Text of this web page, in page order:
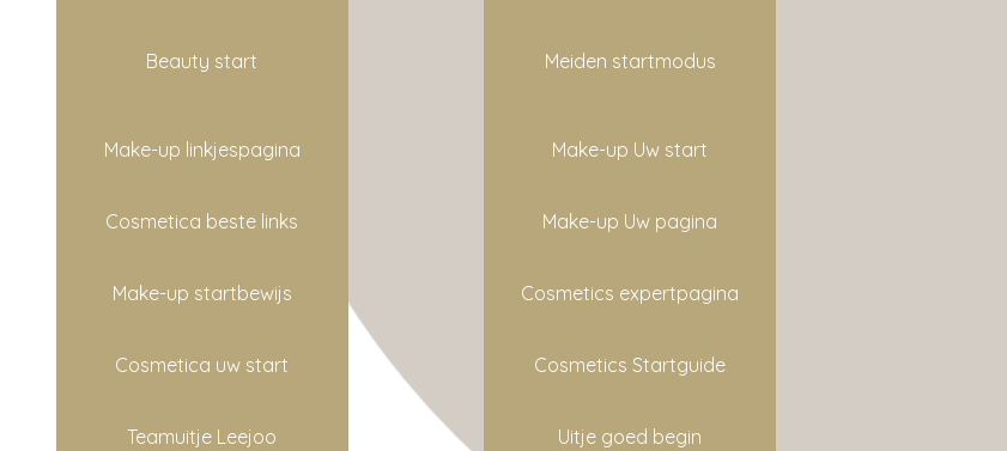
Beauty start Meiden startmodus
Make-up linkjespagina Make-up Uw start
Cosmetica beste links Make-up Uw pagina
Make-up startbewijs Cosmetics expertpagina
Cosmetica uw start Cosmetics Startguide
Teamuitje Leejoo Uitje goed begin